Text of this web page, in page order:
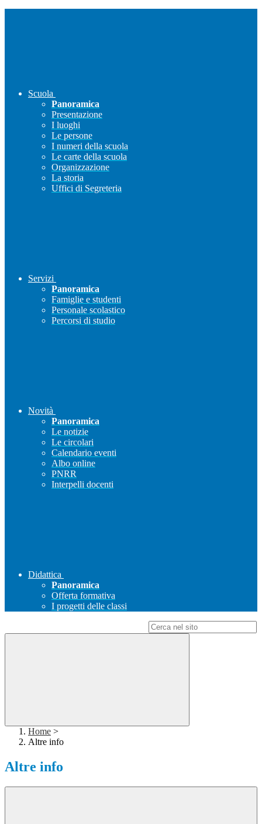
Scuola
Panoramica
Presentazione
I luoghi
Le persone
I numeri della scuola
Le carte della scuola
Organizzazione
La storia
Uffici di Segreteria
Servizi
Panoramica
Famiglie e studenti
Personale scolastico
Percorsi di studio
Novità
Panoramica
Le notizie
Le circolari
Calendario eventi
Albo online
PNRR
Interpelli docenti
Didattica
Panoramica
Offerta formativa
I progetti delle classi
Home >
Altre info
Altre info